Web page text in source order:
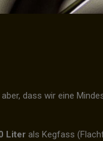
dass wir eine
Liter als Kegfass